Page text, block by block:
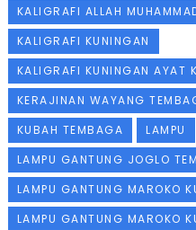
KALIGRAFI ALLAH
KALIGRAFI KUNINGAN
KALIGRAFI KUNINGAN AYAT
KERAJINAN WAYANG
KUBAH TEMBAGA
LAMPU
LAMPU GANTUNG JOGLO
LAMPU GANTUNG MAROKO
LAMPU GANTUNG MAROKO